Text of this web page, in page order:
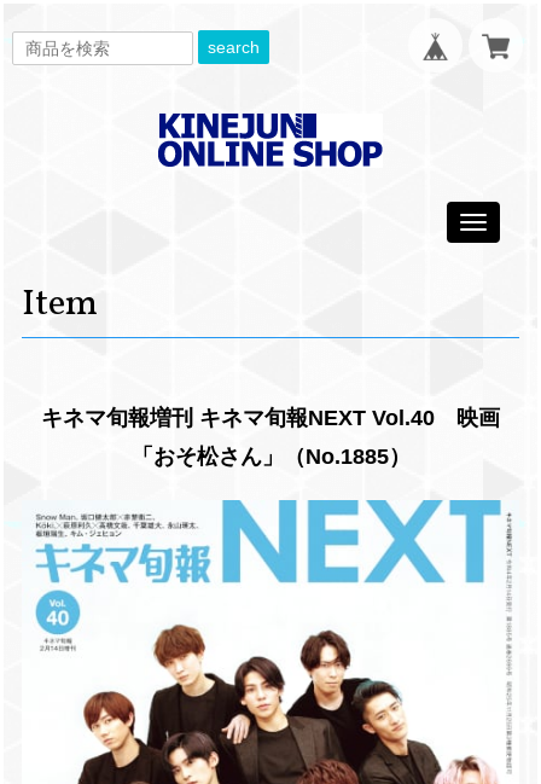
search
Toggle
Item
キネマ旬報増刊 キネマ旬報NEXT Vol.40 映画
「おそ松さん」（No.1885）